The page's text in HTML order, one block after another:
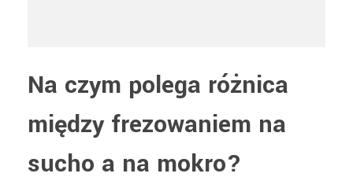
Na czym polega różnica
między frezowaniem na
sucho a na mokro?